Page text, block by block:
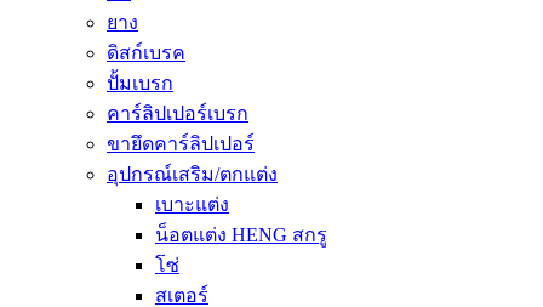
ยาง
ดิสก์เบรค
ปั้มเบรก
คาร์ลิปเปอร์เบรก
ขายึดคาร์ลิปเปอร์
อุปกรณ์เสริม/ตกแต่ง
เบาะแต่ง
น็อตแต่ง HENG สกรู
โซ่
สเตอร์